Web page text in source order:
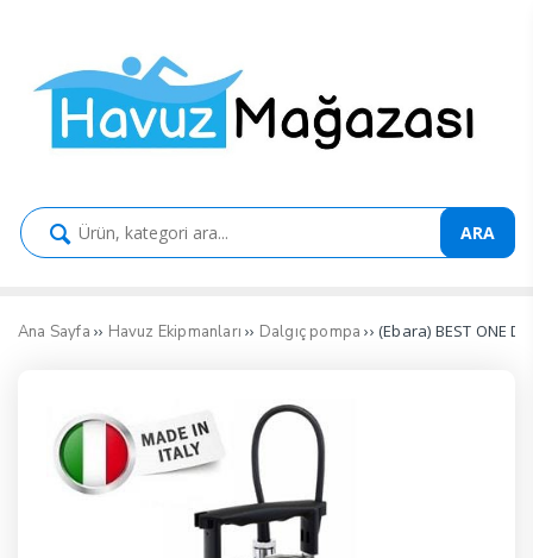
ARA
Ana Sayfa ›› Havuz Ekipmanları ›› Dalgıç pompa ›› (Ebara) BEST ONE